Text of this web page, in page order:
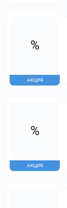
%
АКЦИЯ
%
АКЦИЯ